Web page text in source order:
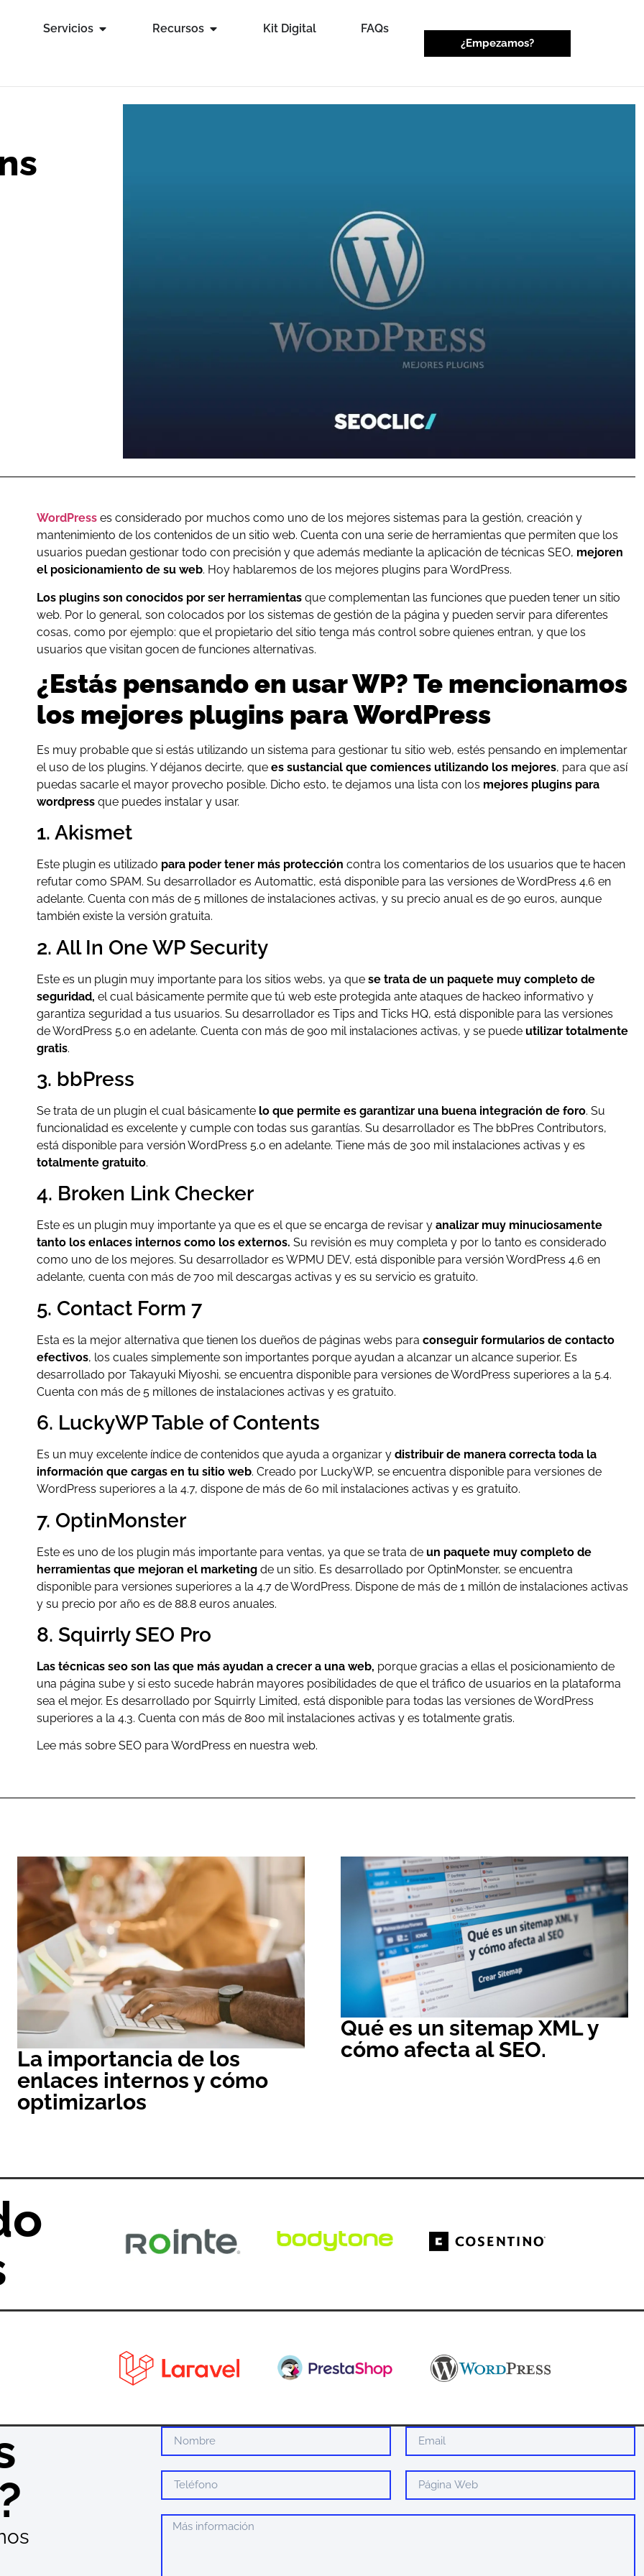
Servicios Recursos Kit Digital FAQs
¿Empezamos?
WordPresses considerado por muchos como uno de los mejores sistemas para la gestión, creación y
mantenimiento de los contenidos de un sitio web. Cuenta con una serie de herramientas que permiten que los
usuarios puedan gestionar todo con precisión y que además mediante la aplicación de técnicas SEO, mejoren
el posicionamiento de su web. Hoy hablaremos de los mejores plugins para WordPress.
Los plugins son conocidos por ser herramientasque complementan las funciones que pueden tener un sitio
web. Por lo general, son colocados por los sistemas de gestión de la página y pueden servir para diferentes
cosas, como por ejemplo: que el propietario del sitio tenga más control sobre quienes entran, y que los
usuarios que visitan gocen de funciones alternativas.
¿Estás pensando en usar WP? Te mencionamos
los mejores plugins para WordPress
Es muy probable que si estás utilizando un sistema para gestionar tu sitio web, estés pensando en implementar
el uso de los plugins. Y déjanos decirte, que es sustancial que comiences utilizando los mejores, para que así
puedas sacarle el mayor provecho posible. Dicho esto, te dejamos una lista con los mejores plugins para
wordpressque puedes instalar y usar.
1. Akismet
Este plugin es utilizado para poder tener más protección contra los comentarios de los usuarios que te hacen
refutar como SPAM. Su desarrollador es Automattic, está disponible para las versiones de WordPress 4.6 en
adelante. Cuenta con más de 5 millones de instalaciones activas, y su precio anual es de 90 euros, aunque
también existe la versión gratuita.
2. All In One WP Security
Este es un plugin muy importante para los sitios webs, ya que se trata de un paquete muy completo de
seguridad, el cual básicamente permite que tú web este protegida ante ataques de hackeo informativo y
garantiza seguridad a tus usuarios. Su desarrollador es Tips and Ticks HQ, está disponible para las versiones
de WordPress 5.0 en adelante. Cuenta con más de 900 mil instalaciones activas, y se puede utilizar totalmente
gratis.
3. bbPress
Se trata de un plugin el cual básicamente lo que permite es garantizar una buena integración de foro. Su
funcionalidad es excelente y cumple con todas sus garantías. Su desarrollador es The bbPres Contributors,
está disponible para versión WordPress 5.0 en adelante. Tiene más de 300 mil instalaciones activas y es
totalmente gratuito.
4. Broken Link Checker
Este es un plugin muy importante ya que es el que se encarga de revisar yanalizar muy minuciosamente
tanto los enlaces internos como los externos. Su revisión es muy completa y por lo tanto es considerado
como uno de los mejores. Su desarrollador es WPMU DEV, está disponible para versión WordPress 4.6 en
adelante, cuenta con más de 700 mil descargas activas y es su servicio es gratuito.
5. Contact Form 7
Esta es la mejor alternativa que tienen los dueños de páginas webs para conseguir formularios de contacto
efectivos, los cuales simplemente son importantes porque ayudan a alcanzar un alcance superior. Es
desarrollado por Takayuki Miyoshi, se encuentra disponible para versiones de WordPress superiores a la 5.4.
Cuenta con más de 5 millones de instalaciones activas y es gratuito.
6. LuckyWP Table of Contents
Es un muy excelente índice de contenidos que ayuda a organizar y distribuir de manera correcta toda la
información que cargas en tu sitio web. Creado por LuckyWP, se encuentra disponible para versiones de
WordPress superiores a la 4.7, dispone de más de 60 mil instalaciones activas y es gratuito.
7. OptinMonster
Este es uno de los plugin más importante para ventas, ya que se trata de un paquete muy completo de
herramientas que mejoran el marketing de un sitio. Es desarrollado por OptinMonster, se encuentra
disponible para versiones superiores a la 4.7 de WordPress. Dispone de más de 1 millón de instalaciones activas
y su precio por año es de 88.8 euros anuales.
8. Squirrly SEO Pro
Las técnicas seo son las que más ayudan a crecer a una web, porque gracias a ellas el posicionamiento de
una página sube y si esto sucede habrán mayores posibilidades de que el tráfico de usuarios en la plataforma
sea el mejor. Es desarrollado por Squirrly Limited, está disponible para todas las versiones de WordPress
superiores a la 4.3. Cuenta con más de 800 mil instalaciones activas y es totalmente gratis.
Lee más sobre SEO para WordPress en nuestra web.
La importancia de los
enlaces internos y cómo
optimizarlos
Qué es un sitemap XML y
cómo afecta al SEO.